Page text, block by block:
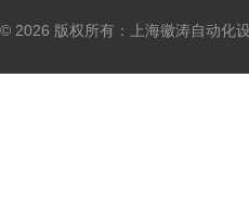
© 2026 版权所有：上海徽涛自动化